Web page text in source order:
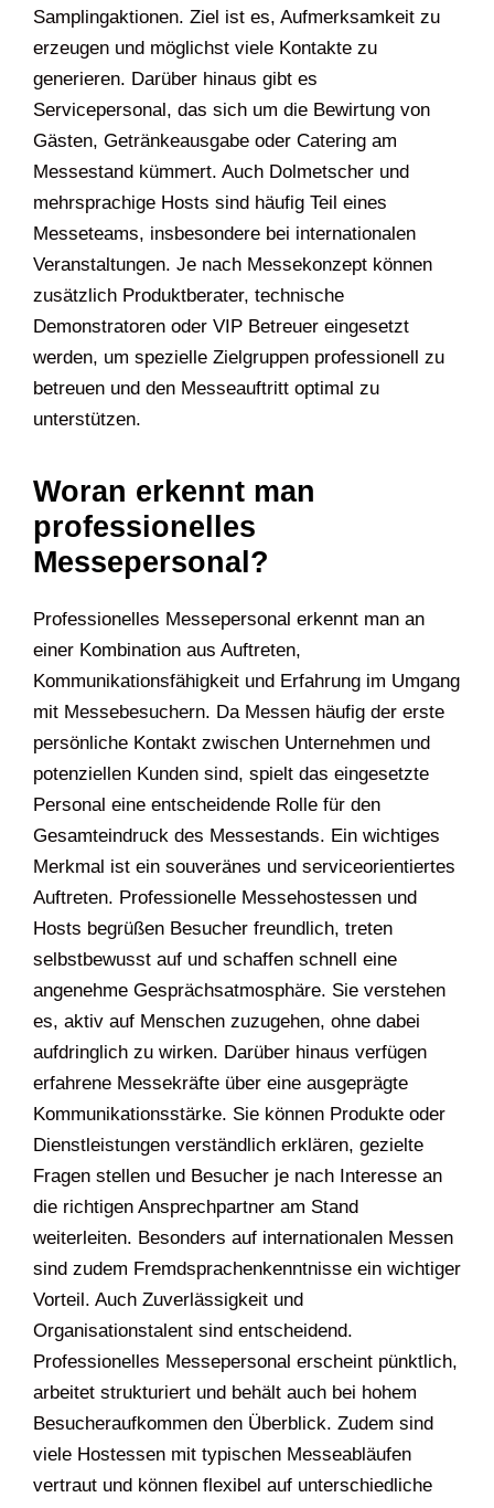
Samplingaktionen. Ziel ist es, Aufmerksamkeit zu
erzeugen und möglichst viele Kontakte zu
generieren. Darüber hinaus gibt es
Servicepersonal, das sich um die Bewirtung von
Gästen, Getränkeausgabe oder Catering am
Messestand kümmert. Auch Dolmetscher und
mehrsprachige Hosts sind häufig Teil eines
Messeteams, insbesondere bei internationalen
Veranstaltungen. Je nach Messekonzept können
zusätzlich Produktberater, technische
Demonstratoren oder VIP Betreuer eingesetzt
werden, um spezielle Zielgruppen professionell zu
betreuen und den Messeauftritt optimal zu
unterstützen.
Woran erkennt man
professionelles
Messepersonal?
Professionelles Messepersonal erkennt man an
einer Kombination aus Auftreten,
Kommunikationsfähigkeit und Erfahrung im Umgang
mit Messebesuchern. Da Messen häufig der erste
persönliche Kontakt zwischen Unternehmen und
potenziellen Kunden sind, spielt das eingesetzte
Personal eine entscheidende Rolle für den
Gesamteindruck des Messestands. Ein wichtiges
Merkmal ist ein souveränes und serviceorientiertes
Auftreten. Professionelle Messehostessen und
Hosts begrüßen Besucher freundlich, treten
selbstbewusst auf und schaffen schnell eine
angenehme Gesprächsatmosphäre. Sie verstehen
es, aktiv auf Menschen zuzugehen, ohne dabei
aufdringlich zu wirken. Darüber hinaus verfügen
erfahrene Messekräfte über eine ausgeprägte
Kommunikationsstärke. Sie können Produkte oder
Dienstleistungen verständlich erklären, gezielte
Fragen stellen und Besucher je nach Interesse an
die richtigen Ansprechpartner am Stand
weiterleiten. Besonders auf internationalen Messen
sind zudem Fremdsprachenkenntnisse ein wichtiger
Vorteil. Auch Zuverlässigkeit und
Organisationstalent sind entscheidend.
Professionelles Messepersonal erscheint pünktlich,
arbeitet strukturiert und behält auch bei hohem
Besucheraufkommen den Überblick. Zudem sind
viele Hostessen mit typischen Messeabläufen
vertraut und können flexibel auf unterschiedliche